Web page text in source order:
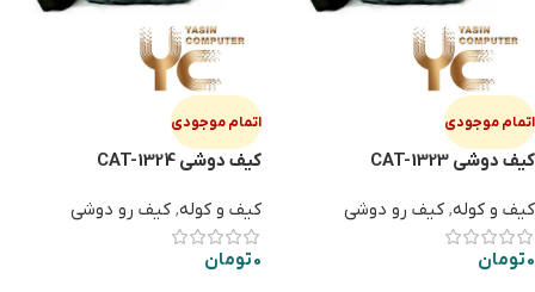
اتمام موجودی
کیف دوشی CAT-1323
کیف و کوله, کیف رو دوشی
0تومان
اتمام موجودی
کیف دوشی CAT-1324
کیف و کوله, کیف رو دوشی
0تومان